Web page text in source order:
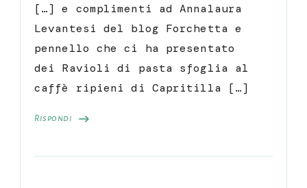
Rispondi
[…] e complimenti ad Annalaura
Levantesi del blog Forchetta e
pennello che ci ha presentato
dei Ravioli di pasta sfoglia al
caffè ripieni di Capritilla […]